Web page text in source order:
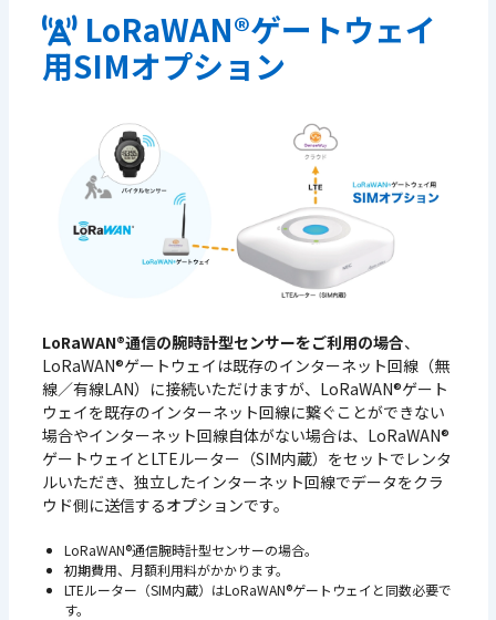
LoRaWAN®ゲートウェイ
用SIMオプション
LoRaWAN®通信の腕時計型センサーをご利用の場合、
LoRaWAN®ゲートウェイは既存のインターネット回線（無
線／有線LAN）に接続いただけますが、LoRaWAN®ゲート
ウェイを既存のインターネット回線に繋ぐことができない
場合やインターネット回線自体がない場合は、LoRaWAN®
ゲートウェイとLTEルーター（SIM内蔵）をセットでレンタ
ルいただき、独立したインターネット回線でデータをクラ
ウド側に送信するオプションです。
LoRaWAN®通信腕時計型センサーの場合。
初期費用、月額利用料がかかります。
LTEルーター（SIM内蔵）はLoRaWAN®ゲートウェイと同数必要で
す。